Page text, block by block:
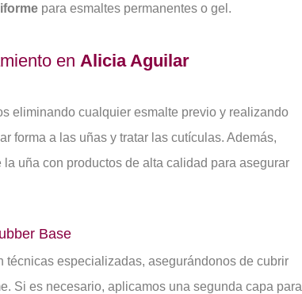
para esmaltes permanentes o gel.
en Alicia Aguilar
eliminando cualquier esmalte previo y realizando
forma a las uñas y tratar las cutículas. Además,
uña con productos de alta calidad para asegurar
Base
técnicas especializadas, asegurándonos de cubrir
Si es necesario, aplicamos una segunda capa para